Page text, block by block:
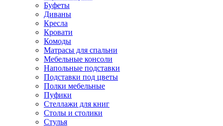
Буфеты
Диваны
Кресла
Кровати
Комоды
Матрасы для спальни
Мебельные консоли
Напольные подставки
Подставки под цветы
Полки мебельные
Пуфики
Стеллажи для книг
Столы и столики
Стулья